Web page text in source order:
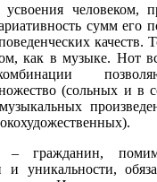
человеком,
сумм его
качеств.
как в музыке. Нот
(сольных и в
– гражданин,
и уникальности,